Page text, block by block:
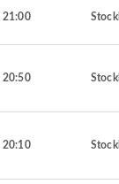
21:00
20:50
20:10